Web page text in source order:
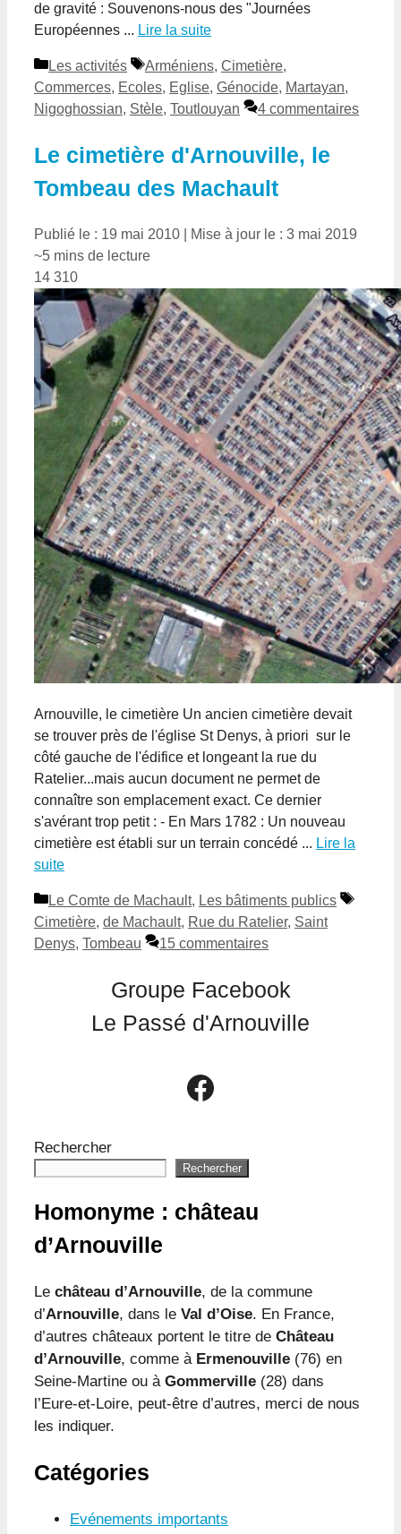
de gravité : Souvenons-nous des "Journées
Européennes ... Lire la suite
Catégories
Les activités Étiquettes
Arméniens, Cimetière,
Commerces, Ecoles, Eglise, Génocide, Martayan,
Nigoghossian, Stèle, Toutlouyan 4 commentaires
Le cimetière d'Arnouville, le
Tombeau des Machault
Publié le : 19 mai 2010
Mise à jour le : 3 mai 2019
~5 mins de lecture
14 310
Arnouville, le cimetière Un ancien cimetière devait
se trouver près de l'église St Denys, à priori sur le
côté gauche de l'édifice et longeant la rue du
Ratelier...mais aucun document ne permet de
connaître son emplacement exact. Ce dernier
s'avérant trop petit : - En Mars 1782 : Un nouveau
cimetière est établi sur un terrain concédé ... Lire la
suite
Catégories
Le Comte de Machault, Les bâtiments publics
Cimetière, de Machault, Rue du Ratelier, Saint
Denys, Tombeau 15 commentaires
Groupe Facebook
Le Passé d'Arnouville
Le groupe Facebook Le Passé d'Arnouville
Rechercher
Rechercher
Homonyme : château
d’Arnouville
Le château d’Arnouville, de la commune
d’Arnouville, dans le Val d’Oise. En France,
d’autres châteaux portent le titre de Château
d’Arnouville, comme à Ermenouville (76) en
Seine-Martine ou à Gommerville (28) dans
l’Eure-et-Loire, peut-être d’autres, merci de nous
les indiquer.
Catégories
Evénements importants